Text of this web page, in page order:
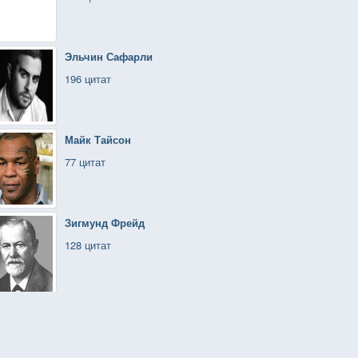
Эльчин Сафарли
196 цитат
Майк Тайсон
77 цитат
Зигмунд Фрейд
128 цитат